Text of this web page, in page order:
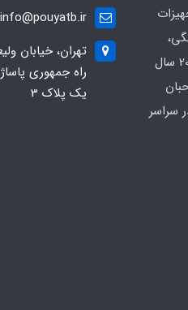
بیمارستانی و کلینیکی با بیش از 20 سال
سراسر
info@pouyatb.ir
تهران، خیابان
راه جمهوری
یک پلاک 3